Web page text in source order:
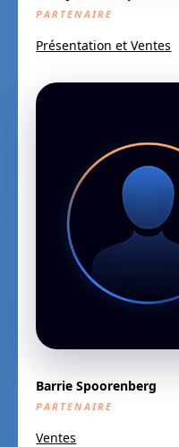
PARTENAIRE
Présentation et Ventes
Barrie Spoorenberg
PARTENAIRE
Ventes